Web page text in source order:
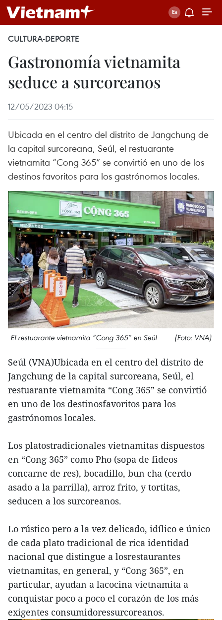
CULTURA-DEPORTE
Gastronomía vietnamita
seduce a surcoreanos
12/05/2023 04:15
Ubicada en el centro del distrito de Jangchung de
la capital surcoreana, Seúl, el restuarante
vietnamita “Cong 365” se convirtió en uno de los
destinos favoritos para los gastrónomos locales.
El restuarante vietnamita “Cong 365” en Seúl (Foto: VNA)
Seúl (VNA)Ubicada en el centro del distrito de
Jangchung de la capital surcoreana, Seúl, el
restuarante vietnamita “Cong 365” se convirtió
en uno de los destinosfavoritos para los
gastrónomos locales.
Los platostradicionales vietnamitas dispuestos
en “Cong 365” como Pho (sopa de fideos
concarne de res), bocadillo, bun cha (cerdo
asado a la parrilla), arroz frito, y tortitas,
seducen a los surcoreanos.
Lo rústico pero a la vez delicado, idílico e único
de cada plato tradicional de rica identidad
nacional que distingue a losrestaurantes
vietnamitas, en general, y “Cong 365”, en
particular, ayudan a lacocina vietnamita a
conquistar poco a poco el corazón de los más
exigentes consumidoressurcoreanos.